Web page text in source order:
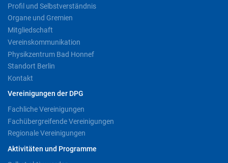
Profil und Selbstverständnis
Organe und Gremien
Mitgliedschaft
Vereinskommunikation
Physikzentrum Bad Honnef
Standort Berlin
Kontakt
Vereinigungen der DPG
Fachliche Vereinigungen
Fachübergreifende Vereinigungen
Regionale Vereinigungen
Aktivitäten und Programme